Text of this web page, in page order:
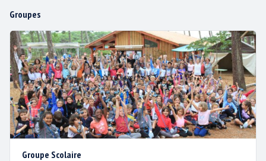
Free Jump * (2 sauts/pers.)
-
6 € 6 € 6 €
Escalade - Escalad'Arbre * (25mn)
-
6 € 6 € 6 €
Groupes
Groupe Scolaire